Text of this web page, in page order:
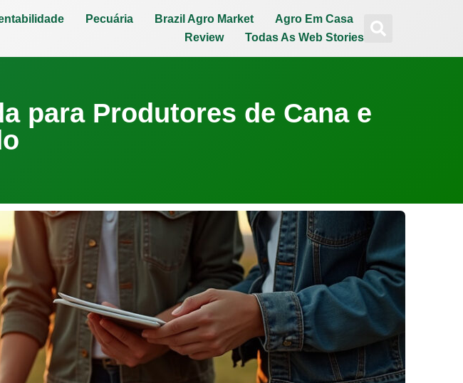
Pecuária Brazil Agro Market
Agro Em Casa
Review
Todas As Web Stories
para Produtores de Cana e